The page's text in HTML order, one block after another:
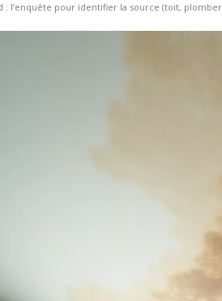
: l’enquête pour identifier la source (toit,